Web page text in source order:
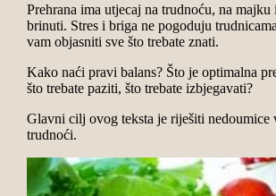
Prehrana ima utjecaj na trudnoću, na majku
brinuti. Stres i briga ne pogoduju
vam objasniti sve što trebate znati.
Kako naći pravi balans? Što je optimalna
što trebate paziti, što trebate izbjegavati?
Glavni cilj ovog teksta je riješiti nedoumice
trudnoći.